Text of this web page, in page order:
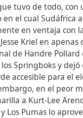
tuvo de todo, con
el cual Sudáfrica
en ventaja con
Kriel en
de Handre Pollard
Springboks y
accesible para el
en el peor
a Kurt-Lee
Los Pumas lo